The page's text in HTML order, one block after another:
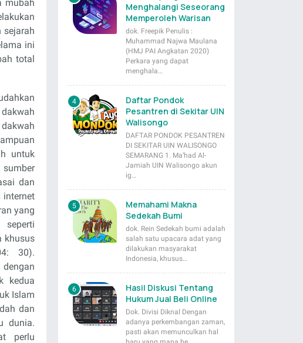
mubah
sejarah
ini
total
untuk
sumber
dan
internet
yang
khusus
30).
dengan
kedua
Islam
dan
dunia.
perlu
Menghalangi Seseorang
Memperoleh Warisan
dok. Freepik Penulis :
Muhammad Najwa Maulana
(HMJ PAI Angkatan 2020)
Perkara yang dapat
menghala…
Daftar Pondok
Pesantren di Sekitar UIN
Walisongo
DAFTAR PONDOK PESANTREN
DI SEKITAR UIN WALISONGO
SEMARANG 1. Ma’had Al-
Jamiah UIN Walisongo akun
ig…
Memahami Makna
Sedekah Bumi
dok. Rein Sedekah bumi adalah
salah satu upacara adat yang
dilakukan masyarakat
Indonesia, khusus…
Hasil Diskusi Tentang
Hukum Jual Beli Online
Dok. Divisi Diknal Dengan
adanya perkembangan zaman,
pasti akan memunculkan hal